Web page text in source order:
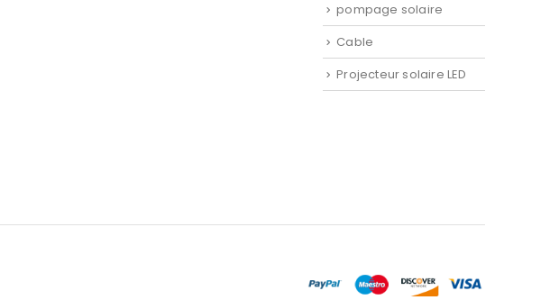
CLIMATISATION
0sur 5
pompage solaire
Cable
Projecteur solaire LED